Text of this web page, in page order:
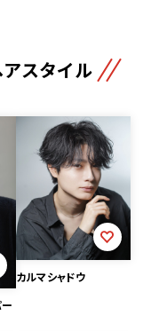
スタイル
カルマシャドウ